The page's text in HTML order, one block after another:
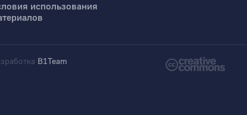
использования
B1Team